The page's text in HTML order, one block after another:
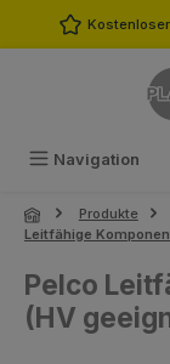
Zum Hauptinhalt
Navigation
Produkte
Leitfähige
Pelco
(HV